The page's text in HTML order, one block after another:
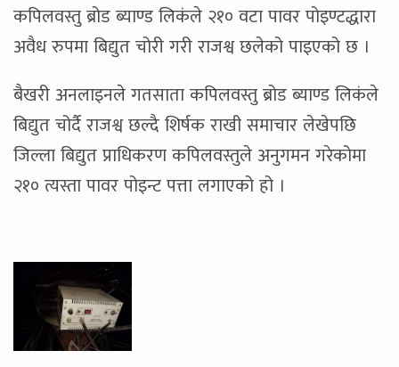
कपिलवस्तु ब्रोड ब्याण्ड लिकंले २१० वटा पावर पोइण्टद्धारा
अवैध रुपमा बिद्युत चोरी गरी राजश्व छलेको पाइएको छ ।
बैखरी अनलाइनले गतसाता कपिलवस्तु ब्रोड ब्याण्ड लिकंले
बिद्युत चोर्दै राजश्व छल्दै शिर्षक राखी समाचार लेखेपछि
जिल्ला बिद्युत प्राधिकरण कपिलवस्तुले अनुगमन गरेकोमा
२१० त्यस्ता पावर पोइन्ट पत्ता लगाएको हो ।